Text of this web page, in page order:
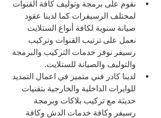
نقوم على برمجة وتوليف كافة القنوات
لمختلف الرسيفرات كما لدينا عقود
صيانة سنوية لكافة أنواع الستلايت
نعمل على ترتيب القنوات وتركيب
رسيفر نوفر خدمات التركيب والبرمجة
والتوليف والصيانة للستلايت.
لدينا كادر فني متميز في اعمال التمديد
للوايرات الداخلية والخارجية بتقنيات
حديثة مع تركيب بلاكات وبرمجة
رسيفر وكافة خدمات الدش وكافة